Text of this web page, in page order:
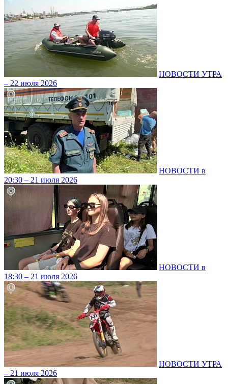
НОВОСТИ УТРА
– 22 июля 2026
НОВОСТИ в
20:30 – 21 июля 2026
НОВОСТИ в
18:30 – 21 июля 2026
НОВОСТИ УТРА
– 21 июля 2026